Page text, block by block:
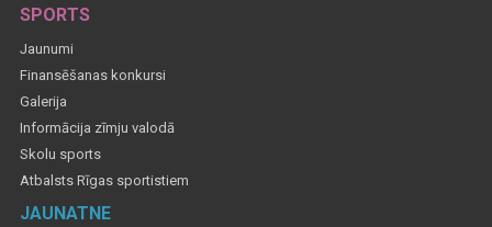
SPORTS
Jaunumi
Finansēšanas konkursi
Galerija
Informācija zīmju valodā
Skolu sports
Atbalsts Rīgas sportistiem
JAUNATNE